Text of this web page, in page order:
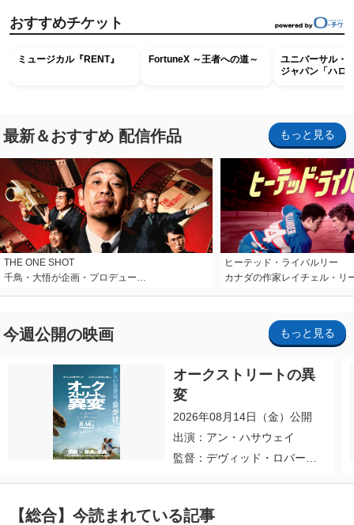
おすすめチケット
ミュージカル『RENT』 FortuneX ～王者への道～
ユニバーサル・
ジャパン「ハロ
最新＆おすすめ 配信作品 もっと見る
THE ONE SHOT
千鳥・大悟が企画・プロデュー…
ヒーテッド・ライバルリー
カナダの作家レイチェル・リ
今週公開の映画 もっと見る
オークストリートの異
変
2026年08月14日（金）公開
出演：アン・ハサウェイ
監督：デヴィッド・ロバー
【総合】今読まれている記事